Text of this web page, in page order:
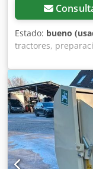
Estado: bueno
tractores,
neumáticos de
neumático -Buje: Ø
Dimensión: Ø 750 -
51 kg/unidad